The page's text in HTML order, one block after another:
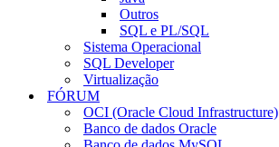
Outros
SQL e PL/SQL
Sistema Operacional
SQL Developer
Virtualização
FÓRUM
OCI (Oracle Cloud Infrastructure)
Banco de dados Oracle